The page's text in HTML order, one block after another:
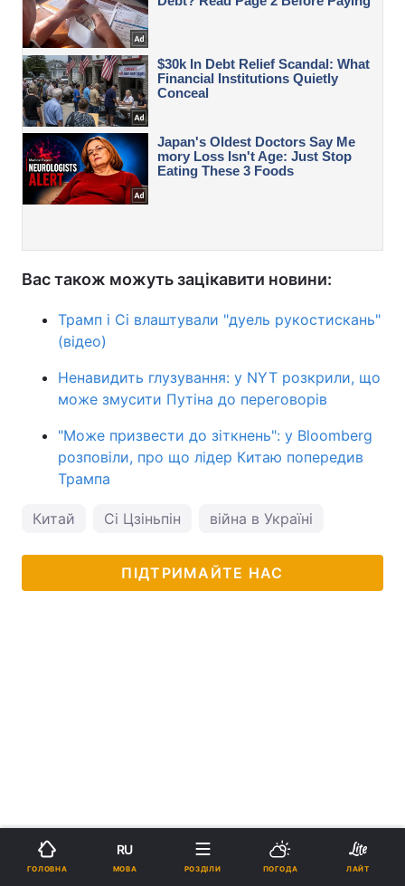
Вас також можуть зацікавити новини:
Трамп і Сі влаштували "дуель рукостискань"
(відео)
Ненавидить глузування: у NYT розкрили, що
може змусити Путіна до переговорів
"Може призвести до зіткнень": у Bloomberg
розповіли, про що лідер Китаю попередив
Трампа
Китай Сі Цзіньпін війна в Україні
ПІДТРИМАЙТЕ НАС
ГОЛОВНА
RU
МОВА РОЗДІЛИ ПОГОДА ЛАЙТ